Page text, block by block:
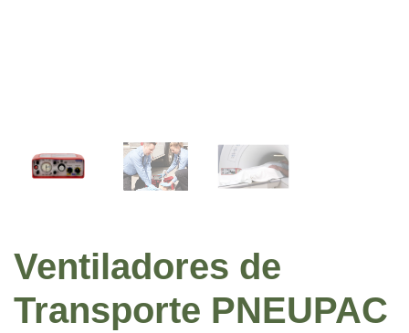
Ventiladores de
Transporte PNEUPAC